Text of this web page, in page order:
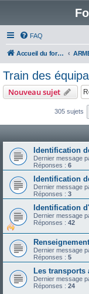
FAQ
Accueil du forum
Train des
Nouveau sujet
305 sujets
Identification
Dernier message
Réponses : 6
Identification
Dernier message
Réponses : 3
Identification
Dernier message
Réponses : 42
Dernier message
Réponses : 5
Les transports
Dernier message
Réponses : 24